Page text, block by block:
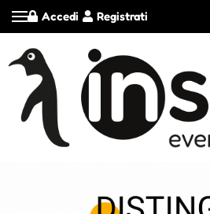
Registrati
Accedi